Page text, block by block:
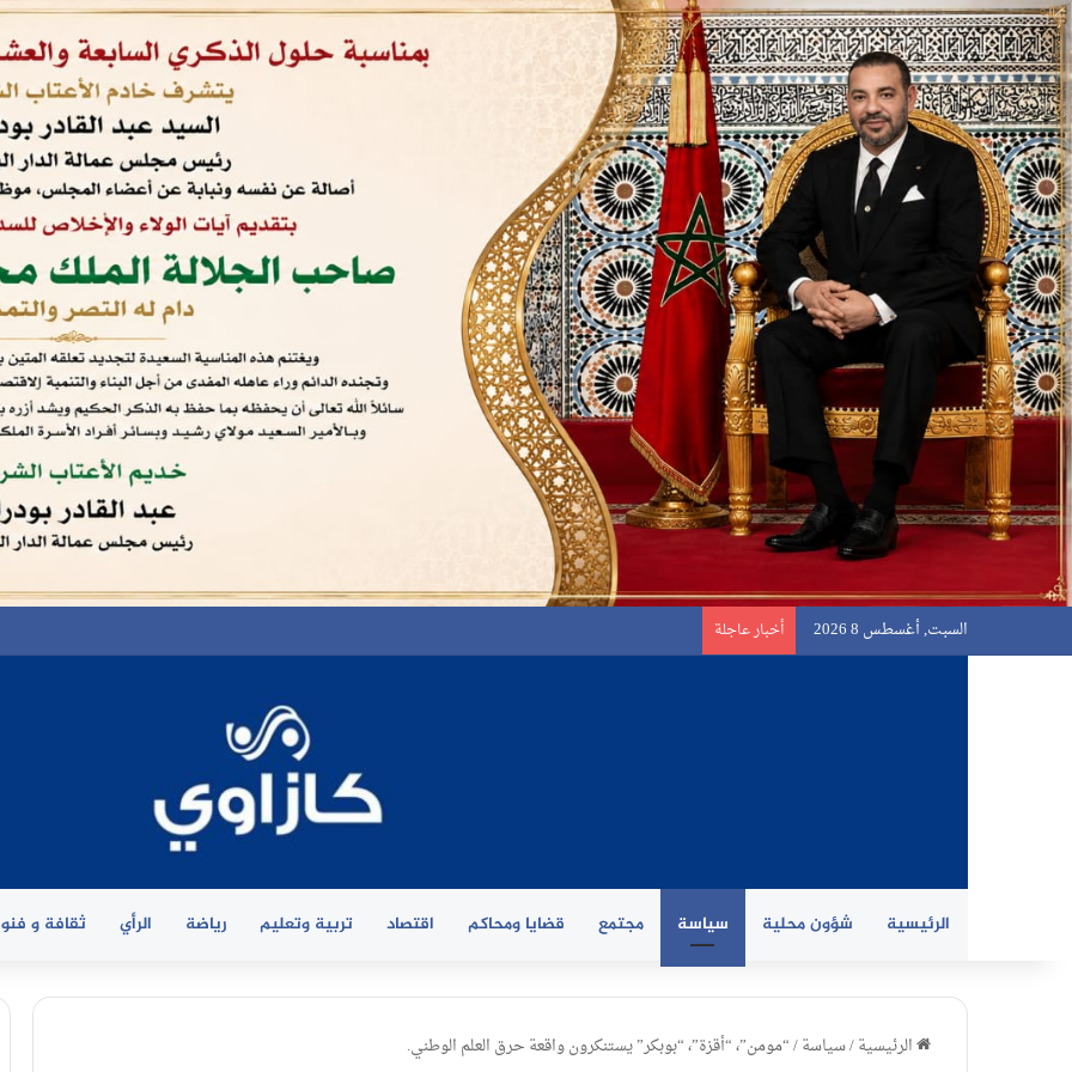
السبت, أغسطس 8 2026 أخبار عاجلة
الرئيسية شؤون محلية سياسة مجتمع قضايا ومحاكم اقتصاد تربية وتعليم رياضة الرأي ثقافة و
الرئيسية/سياسة/“مومن”، “أقزة”، “بوبكر” يستنكرون واقعة حرق العلم الوطني.